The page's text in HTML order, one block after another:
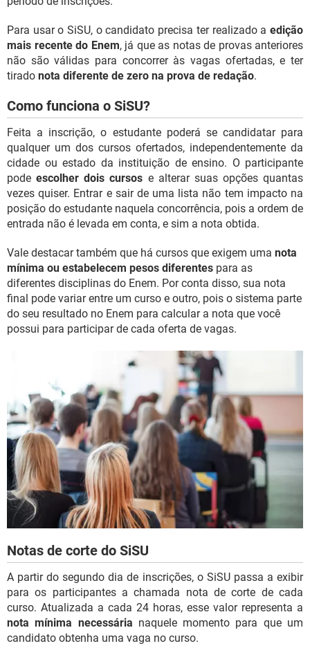
Para usar o SiSU, o candidato precisa ter realizado a edição
mais recente do Enem, já que as notas de provas anteriores
não são válidas para concorrer às vagas ofertadas, e ter
tirado nota diferente de zero na prova de redação.
Como funciona o SiSU?
Feita a inscrição, o estudante poderá se candidatar para
qualquer um dos cursos ofertados, independentemente da
cidade ou estado da instituição de ensino. O participante
podeescolher dois cursos e alterar suas opções quantas
vezes quiser. Entrar e sair de uma lista não tem impacto na
posição do estudante naquela concorrência, pois a ordem de
entrada não é levada em conta, e sim a nota obtida.
Vale destacar também que há cursos que exigem uma nota
mínima ou estabelecem pesos diferentes para as
diferentes disciplinas do Enem. Por conta disso, sua nota
final pode variar entre um curso e outro, pois o sistema parte
do seu resultado no Enem para calcular a nota que você
possui para participar de cada oferta de vagas.
Notas de corte do SiSU
A partir do segundo dia de inscrições, o SiSU passa a exibir
para os participantes a chamada nota de corte de cada
curso. Atualizada a cada 24 horas, esse valor representa a
nota mínima necessária naquele momento para que um
candidato obtenha uma vaga no curso.